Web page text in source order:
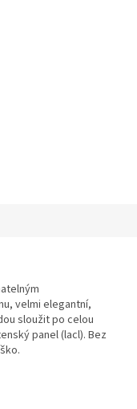
velmi elegantní,
sloužit po celou
panel (lacl). Bez